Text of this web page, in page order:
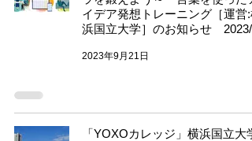
イデア発想トレーニング［運営:
浜国立大学］のお知らせ 2023/
2023年9月21日
「YOXOカレッジ」横浜国立大学